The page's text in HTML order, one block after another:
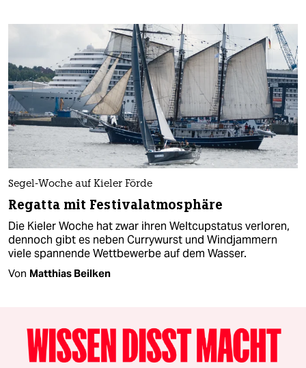
Segel-Woche auf Kieler Förde
Regatta mit Festivalatmosphäre
Die Kieler Woche hat zwar ihren Weltcupstatus verloren,
dennoch gibt es neben Currywurst und Windjammern
viele spannende Wettbewerbe auf dem Wasser.
Von Matthias Beilken